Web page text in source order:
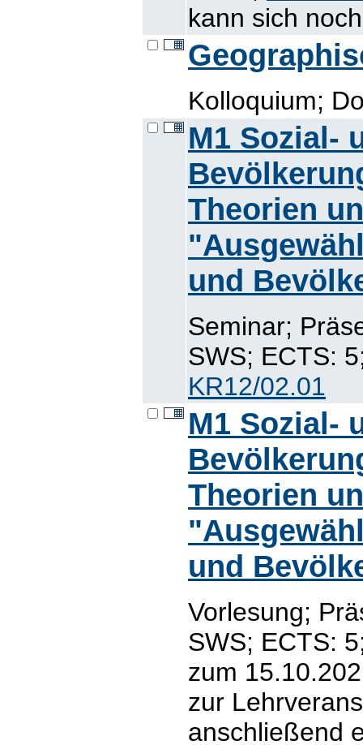
kann sich
Kolloquium;
M1 Sozial-
Theorien
und
Seminar;
SWS; ECTS:
KR12/02.01
M1 Sozial-
Theorien
und
Vorlesung;
SWS; ECTS:
zum
zur
anschließend